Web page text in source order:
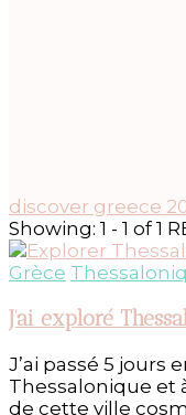
discover greece
Showing: 1 - 1 of 1
Grèce
J’ai exploré
J’ai passé 5 jours
Thessalonique et
de cette ville